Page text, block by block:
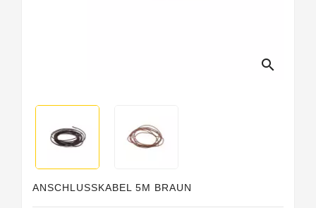
search
ANSCHLUSSKABEL 5M BRAUN